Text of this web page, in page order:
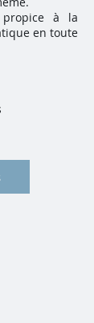
à la
en toute